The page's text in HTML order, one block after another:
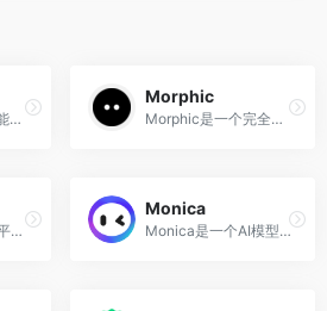
百度旗下新搜索智能助手，有问题，问小言。
Morphic
Morphic是一个完全开源的AI问答搜索引擎，带有生成式UI。
SCNet超算互联网平台AI智能助手
Monica
Monica是一个AI模型驱动的一站式AI助手，提供AI对话、搜索、写作、翻译、文档总结等功能